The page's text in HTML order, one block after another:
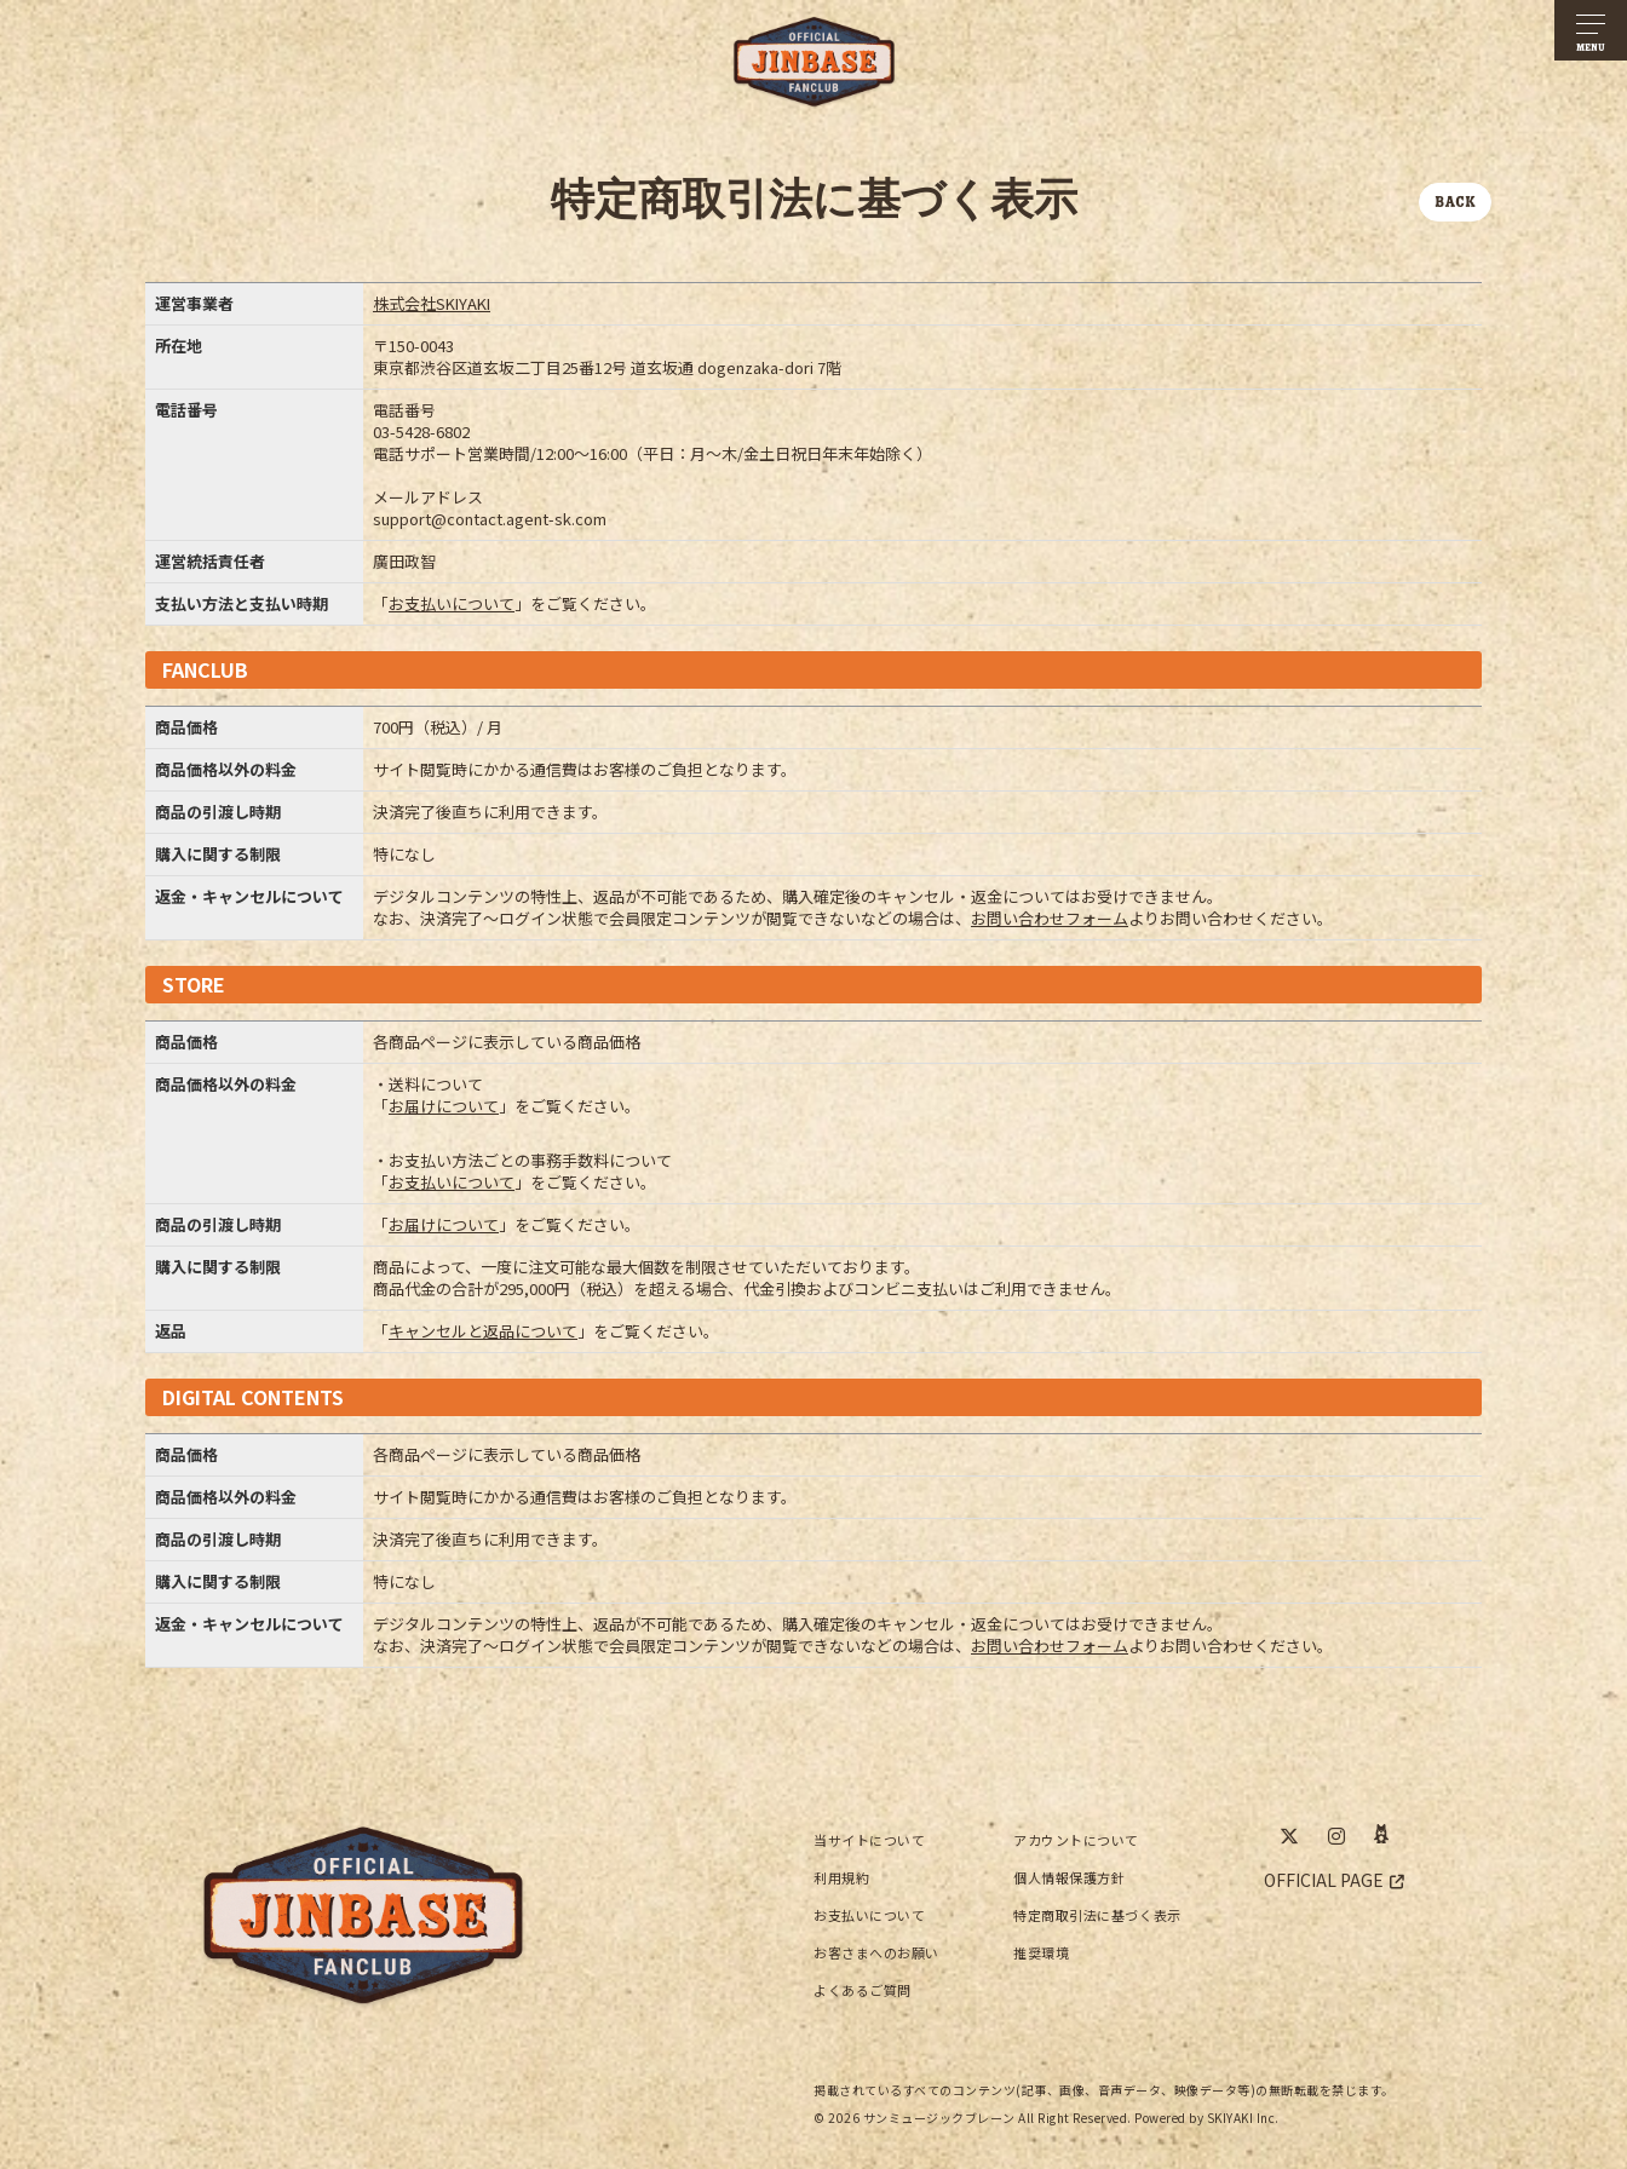
MENU
特定商取引法に基づく表示 BACK
運営事業者
株式会社SKIYAKI
所在地
〒150-0043
東京都渋谷区道玄坂二丁目25番12号 道玄坂通 dogenzaka-dori 7階
電話番号
電話番号
03-5428-6802
電話サポート営業時間/12:00〜16:00（平日：月～木/金土日祝日年末年始除く）
メールアドレス
support@contact.agent-sk.com
運営統括責任者
廣田政智
支払い方法と支払い時期
「お支払いについて 」をご覧ください。
FANCLUB
商品価格
700円（税込）/ 月
商品価格以外の料金
サイト閲覧時にかかる通信費はお客様のご負担となります。
商品の引渡し時期
決済完了後直ちに利用できます。
購入に関する制限
特になし
返金・キャンセルについて
デジタルコンテンツの特性上、返品が不可能であるため、購入確定後のキャンセル・返金についてはお受けできません。
なお、決済完了〜ログイン状態で会員限定コンテンツが閲覧できないなどの場合は、 お問い合わせフォームよりお問い合わせください。
STORE
商品価格
各商品ページに表示している商品価格
商品価格以外の料金
・送料について
「お届けについて 」をご覧ください。
・お支払い方法ごとの事務手数料について
「お支払いについて 」をご覧ください。
商品の引渡し時期
「お届けについて 」をご覧ください。
購入に関する制限
商品によって、一度に注文可能な最大個数を制限させていただいております。
商品代金の合計が295,000円（税込）を超える場合、代金引換およびコンビニ支払いはご利用できません。
返品
「キャンセルと返品について 」をご覧ください。
DIGITAL CONTENTS
商品価格
各商品ページに表示している商品価格
商品価格以外の料金
サイト閲覧時にかかる通信費はお客様のご負担となります。
商品の引渡し時期
決済完了後直ちに利用できます。
購入に関する制限
特になし
返金・キャンセルについて
デジタルコンテンツの特性上、返品が不可能であるため、購入確定後のキャンセル・返金についてはお受けできません。
なお、決済完了〜ログイン状態で会員限定コンテンツが閲覧できないなどの場合は、 お問い合わせフォームよりお問い合わせください。
当サイトについて
アカウントについて
利用規約
個人情報保護方針
お支払いについて
特定商取引法に基づく表示
お客さまへのお願い
推奨環境
よくあるご質問
OFFICIAL PAGE
掲載されているすべてのコンテンツ(記事、画像、音声データ、映像データ等)の無断転載を禁じます。
© 2026 サンミュージックブレーン All Right Reserved. Powered bySKIYAKI Inc.